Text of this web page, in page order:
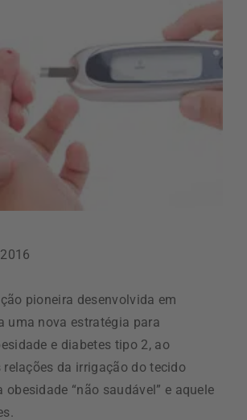
pioneira desenvolvida em
uma nova estratégia para
e diabetes tipo 2, ao
relações da irrigação do tecido
obesidade “não saudável” e aquele